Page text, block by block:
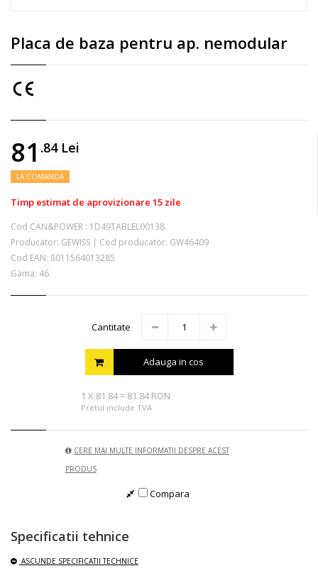
Placa de baza pentru ap. nemodular
81 .84Lei
LA COMANDA
Timp estimat de aprovizionare 15 zile
Cod CAN&POWER : 1D49TABLEL00138
Producator: GEWISS | Cod producator: GW46409
Cod EAN: 8011564013285
Gama: 46
Cantitate
Adauga in cos
1 X 81.84 = 81.84 RON
Pretul include TVA
CERE MAI MULTE INFORMATII DESPRE ACEST
PRODUS
Compara
Specificatii tehnice
ASCUNDE SPECIFICATII TECHNICE